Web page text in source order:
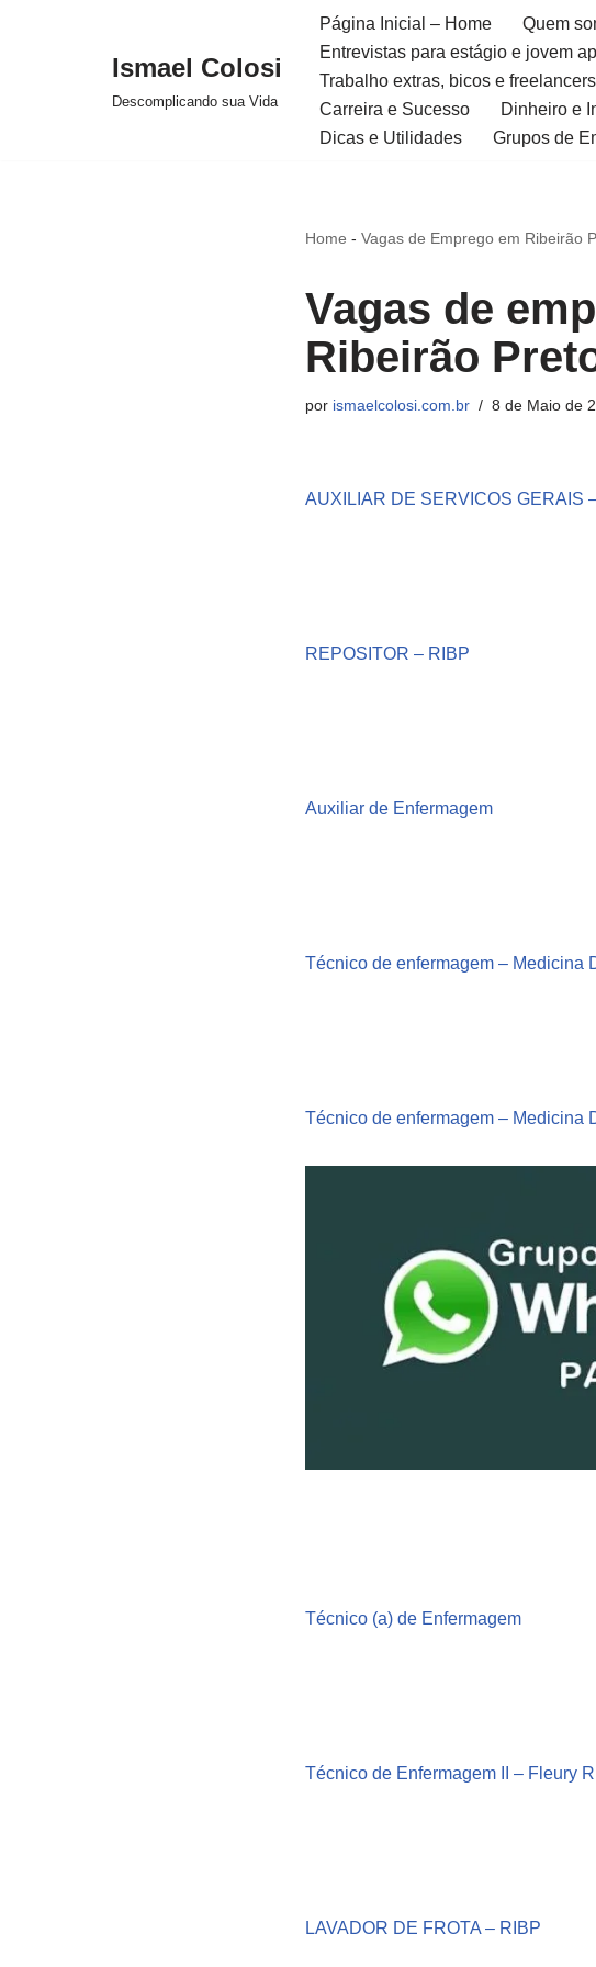
Ismael Colosi
Descomplicando sua Vida
Página Inicial – Home Quem
Entrevistas para estágio e jovem
Trabalho extras, bicos e
Carreira e Sucesso
Dinheiro e
Dicas e Utilidades
Grupos de
Home - Vagas de Emprego em Ribeirão
Vagas de
Ribeirão
por ismaelcolosi.com.br 8 de Maio de
AUXILIAR DE SERVICOS GERAIS
REPOSITOR – RIBP
Auxiliar de Enfermagem
Técnico de enfermagem – Medicina
Técnico de enfermagem – Medicina
Técnico (a) de Enfermagem
Técnico de Enfermagem II – Fleury
LAVADOR DE FROTA – RIBP